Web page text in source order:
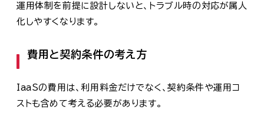
運用体制を前提に設計しないと、トラブル時の対応が属人
化しやすくなります。
費用と契約条件の考え方
IaaSの費用は、利用料金だけでなく、契約条件や運用コ
ストも含めて考える必要があります。